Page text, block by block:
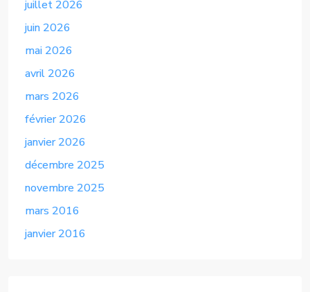
juillet 2026
juin 2026
mai 2026
avril 2026
mars 2026
février 2026
janvier 2026
décembre 2025
novembre 2025
mars 2016
janvier 2016